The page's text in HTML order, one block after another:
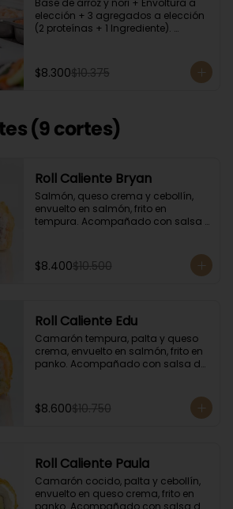
Base de arroz y nori + Envoltura a
elección + 3 agregados a elección
(2 proteínas + 1 Ingrediente).
$8.300$10.375
(9 cortes)
Roll Caliente Bryan
Salmón, queso crema y cebollín,
envuelto en salmón, frito en
tempura. Acompañado con salsa
$8.400$10.500
Roll Caliente Edu
Camarón tempura, palta y queso
crema, envuelto en salmón, frito en
panko. Acompañado con salsa de
$8.600$10.750
Roll Caliente Paula
Camarón cocido, palta y cebollín,
envuelto en queso crema, frito en
panko. Acompañado con salsa de